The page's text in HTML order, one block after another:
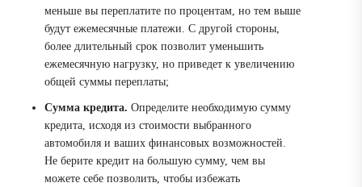
меньше вы переплатите по процентам, но тем выше
будут ежемесячные платежи. С другой стороны,
более длительный срок позволит уменьшить
ежемесячную нагрузку, но приведет к увеличению
общей суммы переплаты;
Сумма кредита. Определите необходимую сумму
кредита, исходя из стоимости выбранного
автомобиля и ваших финансовых возможностей.
Не берите кредит на большую сумму, чем вы
можете себе позволить, чтобы избежать